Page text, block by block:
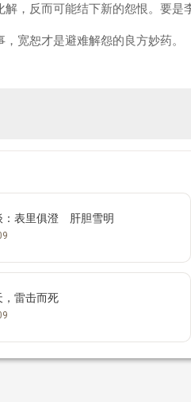
，反而可能结下新的怨恨。要
宽恕才是避难解怨的良方妙药。
：表里俱澄 肝胆雪明
，雷击而死